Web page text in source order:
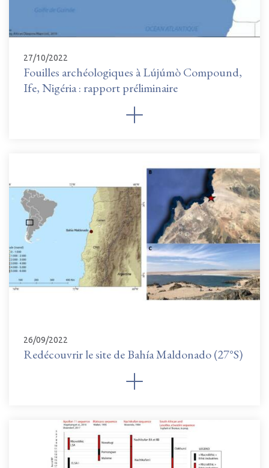
27/10/2022
Fouilles archéologiques à Lújúmò Compound,
Ife, Nigéria : rapport préliminaire
26/09/2022
Redécouvrir le site de Bahía Maldonado (27°S)